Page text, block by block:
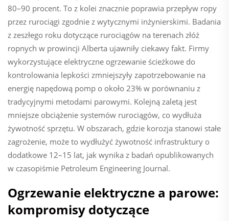
80–90 procent. To z kolei znacznie poprawia przepływ ropy
przez rurociągi zgodnie z wytycznymi inżynierskimi. Badania
z zeszłego roku dotyczące rurociągów na terenach złóż
ropnych w prowincji Alberta ujawniły ciekawy fakt. Firmy
wykorzystujące elektryczne ogrzewanie ścieżkowe do
kontrolowania lepkości zmniejszyły zapotrzebowanie na
energię napędową pomp o około 23% w porównaniu z
tradycyjnymi metodami parowymi. Kolejną zaletą jest
mniejsze obciążenie systemów rurociągów, co wydłuża
żywotność sprzętu. W obszarach, gdzie korozja stanowi stałe
zagrożenie, może to wydłużyć żywotność infrastruktury o
dodatkowe 12–15 lat, jak wynika z badań opublikowanych
w czasopiśmie Petroleum Engineering Journal.
Ogrzewanie elektryczne a parowe:
kompromisy dotyczące